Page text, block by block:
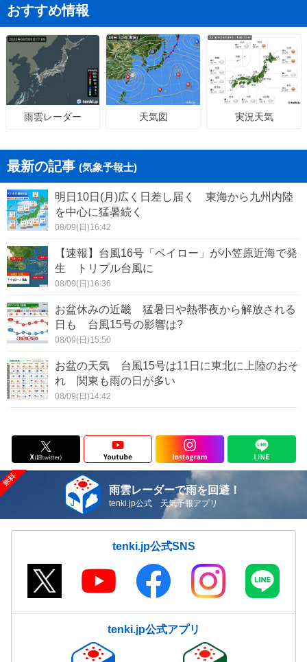
おすすめ情報
雨雲レーダー 天気図 実況天気
最新の記事 (気象予報士)
明日10日(月)広く日差し届く 東海から九州内陸
を中心に猛暑続く
08/09(日)16:42
【速報】台風16号「ペイロー」が小笠原近海で発
生 トリプル台風に
08/09(日)16:36
お盆休みの近畿 猛暑日や熱帯夜から解放される
日も 台風15号の影響は?
08/09(日)15:50
お盆の天気 台風15号は11日に東北に上陸のおそ
れ 関東も雨の日が多い
08/09(日)14:42
雨雲レーダーで雨を回避！
tenki.jp公式 天気予報アプリ
tenki.jp公式SNS
tenki.jp公式アプリ